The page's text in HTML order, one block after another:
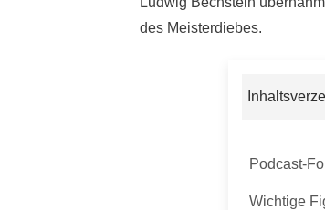
des Meisterdiebes.
Podcast-
Wichtige